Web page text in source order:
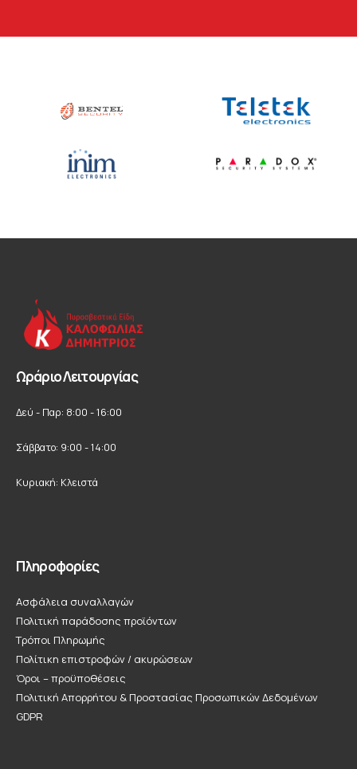
Ωράριο Λειτουργίας
Δεύ - Παρ: 8:00 - 16:00
Σάββατο: 9:00 - 14:00
Κυριακή: Κλειστά
Πληροφορίες
Ασφάλεια συναλλαγών
Πολιτική παράδοσης προϊόντων
Τρόποι Πληρωμής
Πολίτικη επιστροφών / ακυρώσεων
Όροι – προϋποθέσεις
Πολιτική Απορρήτου & Προστασίας Προσωπικών Δεδομένων
GDPR